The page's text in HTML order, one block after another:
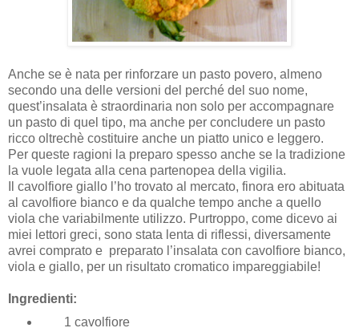
Anche se è nata per rinforzare un pasto povero, almeno
secondo una delle versioni del perché del suo nome,
quest’insalata è straordinaria non solo per accompagnare
un pasto di quel tipo, ma anche per concludere un pasto
ricco oltrechè costituire anche un piatto unico e leggero.
Per queste ragioni la preparo spesso anche se la tradizione
la vuole legata alla cena partenopea della vigilia.
Il cavolfiore giallo l’ho trovato al mercato, finora ero abituata
al cavolfiore bianco e da qualche tempo anche a quello
viola che variabilmente utilizzo. Purtroppo, come dicevo ai
miei lettori greci, sono stata lenta di riflessi, diversamente
avrei comprato e preparato l’insalata con cavolfiore bianco,
viola e giallo, per un risultato cromatico impareggiabile!
Ingredienti:
1 cavolfiore